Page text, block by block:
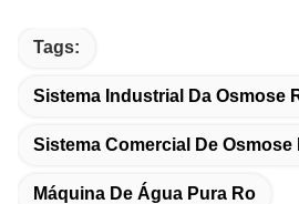
Tags:
Sistema Industrial Da Osmose
Sistema Comercial De Osmose
Máquina De Água Pura Ro